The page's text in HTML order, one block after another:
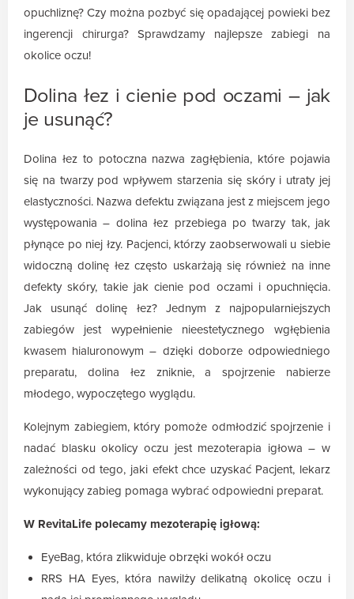
opuchliznę? Czy można pozbyć się opadającej powieki bez
ingerencji chirurga? Sprawdzamy najlepsze zabiegi na
okolice oczu!
Dolina łez i cienie pod oczami – jak
je usunąć?
Dolina łez to potoczna nazwa zagłębienia, które pojawia
się na twarzy pod wpływem starzenia się skóry i utraty jej
elastyczności. Nazwa defektu związana jest z miejscem jego
występowania – dolina łez przebiega po twarzy tak, jak
płynące po niej łzy. Pacjenci, którzy zaobserwowali u siebie
widoczną dolinę łez często uskarżają się również na inne
defekty skóry, takie jak cienie pod oczami i opuchnięcia.
Jak usunąć dolinę łez? Jednym z najpopularniejszych
zabiegów jest wypełnienie nieestetycznego wgłębienia
kwasem hialuronowym – dzięki doborze odpowiedniego
preparatu, dolina łez zniknie, a spojrzenie nabierze
młodego, wypoczętego wyglądu.
Kolejnym zabiegiem, który pomoże odmłodzić spojrzenie i
nadać blasku okolicy oczu jest mezoterapia igłowa – w
zależności od tego, jaki efekt chce uzyskać Pacjent, lekarz
wykonujący zabieg pomaga wybrać odpowiedni preparat.
W RevitaLife polecamy mezoterapię igłową:
EyeBag, która zlikwiduje obrzęki wokół oczu
RRS HA Eyes, która nawilży delikatną okolicę oczu i